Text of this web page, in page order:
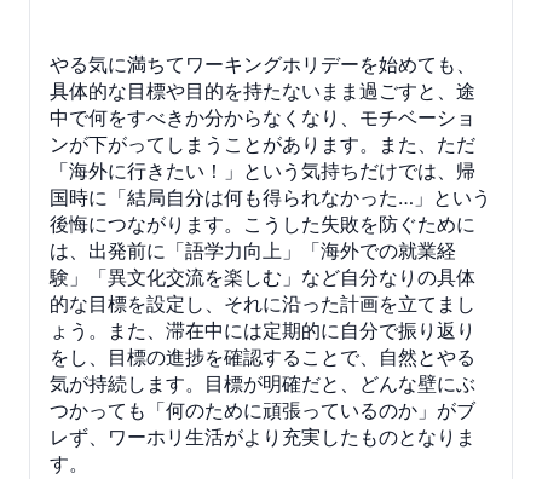
やる気に満ちてワーキングホリデーを始めても、
具体的な目標や目的を持たないまま過ごすと、途
中で何をすべきか分からなくなり、モチベーショ
ンが下がってしまうことがあります。また、ただ
「海外に行きたい！」という気持ちだけでは、帰
国時に「結局自分は何も得られなかった…」という
後悔につながります。こうした失敗を防ぐために
は、出発前に「語学力向上」「海外での就業経
験」「異文化交流を楽しむ」など自分なりの具体
的な目標を設定し、それに沿った計画を立てまし
ょう。また、滞在中には定期的に自分で振り返り
をし、目標の進捗を確認することで、自然とやる
気が持続します。目標が明確だと、どんな壁にぶ
つかっても「何のために頑張っているのか」がブ
レず、ワーホリ生活がより充実したものとなりま
す。